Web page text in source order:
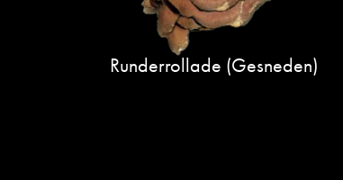
Runderrollade (gesneden)